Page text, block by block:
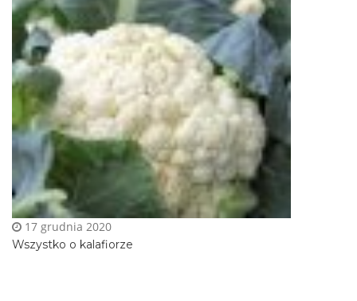
Wszystko o kalafiorze
17 grudnia 2020